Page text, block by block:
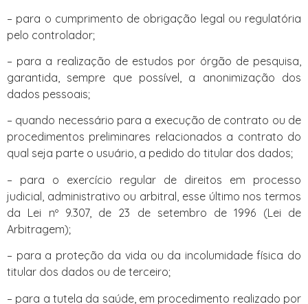
– para o cumprimento de obrigação legal ou regulatória
pelo controlador;
– para a realização de estudos por órgão de pesquisa,
garantida, sempre que possível, a anonimização dos
dados pessoais;
– quando necessário para a execução de contrato ou de
procedimentos preliminares relacionados a contrato do
qual seja parte o usuário, a pedido do titular dos dados;
– para o exercício regular de direitos em processo
judicial, administrativo ou arbitral, esse último nos termos
da Lei nº 9.307, de 23 de setembro de 1996 (Lei de
Arbitragem);
– para a proteção da vida ou da incolumidade física do
titular dos dados ou de terceiro;
– para a tutela da saúde, em procedimento realizado por